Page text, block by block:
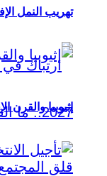
تهريب النمل
إثيوبيا